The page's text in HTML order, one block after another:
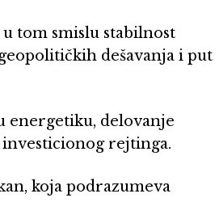
tom smislu stabilnost
dešavanja i put
energetiku, delovanje
rejtinga.
koja podrazumeva